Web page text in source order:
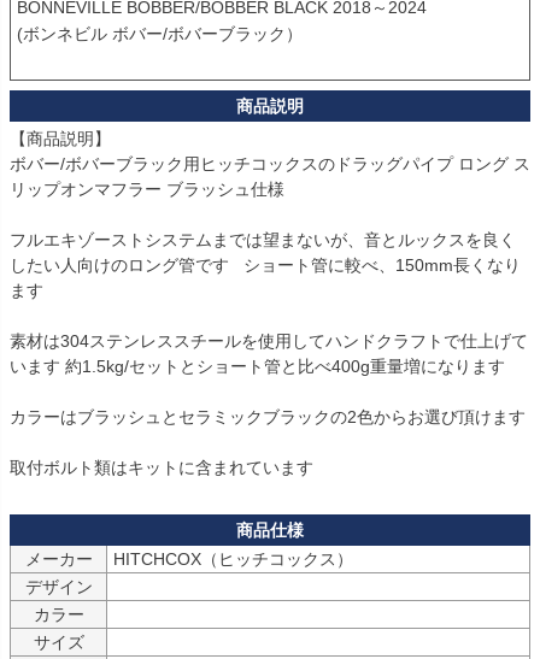
BONNEVILLE BOBBER/BOBBER BLACK 2018～2024
(ボンネビル ボバー/ボバーブラック）
【商品説明】
ボバー/ボバーブラック用ヒッチコックスのドラッグパイプ ロング ス
リップオンマフラー ブラッシュ仕様
フルエキゾーストシステムまでは望まないが、音とルックスを良く
したい人向けのロング管です   ショート管に較べ、150mm長くなり
ます
素材は304ステンレススチールを使用してハンドクラフトで仕上げて
います 約1.5kg/セットとショート管と比べ400g重量増になります
カラーはブラッシュとセラミックブラックの2色からお選び頂けます
取付ボルト類はキットに含まれています
メーカー
デザイン
カラー
サイズ